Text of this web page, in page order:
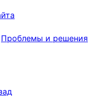
Проблемы и решения